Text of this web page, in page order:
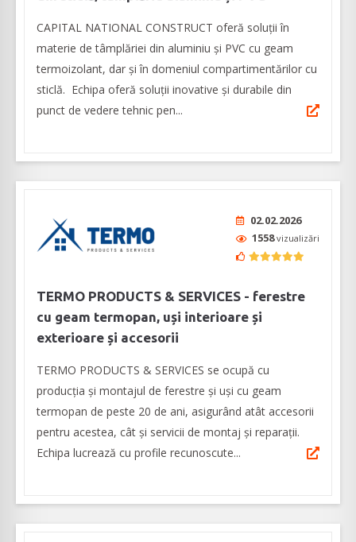
CAPITAL NATIONAL CONSTRUCT oferă soluţii în
materie de tâmplăriei din aluminiu şi PVC cu geam
termoizolant, dar şi în domeniul compartimentărilor cu
sticlă. Echipa oferă soluții inovative și durabile din
punct de vedere tehnic pen...
02.02.2026
1558vizualizări
TERMO PRODUCTS & SERVICES - ferestre
cu geam termopan, uși interioare și
exterioare și accesorii
TERMO PRODUCTS & SERVICES se ocupă cu
producţia şi montajul de ferestre și uși cu geam
termopan de peste 20 de ani, asigurând atât accesorii
pentru acestea, cât și servicii de montaj și reparații.
Echipa lucrează cu profile recunoscute...